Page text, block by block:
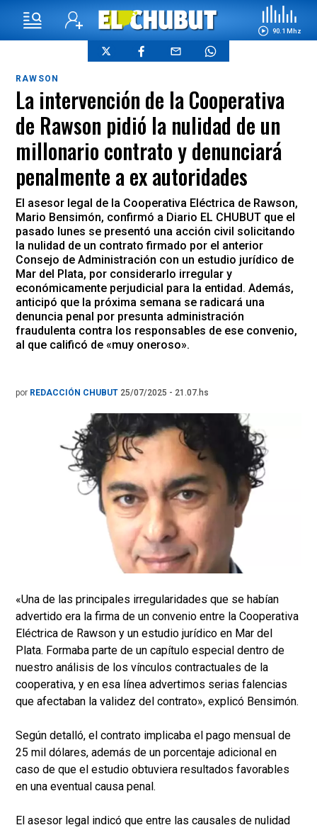
90.1 Mhz
RAWSON
La intervención de la Cooperativa
de Rawson pidió la nulidad de un
millonario contrato y denunciará
penalmente a ex autoridades
El asesor legal de la Cooperativa Eléctrica de Rawson,
Mario Bensimón, confirmó a Diario EL CHUBUT que el
pasado lunes se presentó una acción civil solicitando
la nulidad de un contrato firmado por el anterior
Consejo de Administración con un estudio jurídico de
Mar del Plata, por considerarlo irregular y
económicamente perjudicial para la entidad. Además,
anticipó que la próxima semana se radicará una
denuncia penal por presunta administración
fraudulenta contra los responsables de ese convenio,
al que calificó de «muy oneroso».
por REDACCIÓN CHUBUT 25/07/2025 - 21.07.hs
«Una de las principales irregularidades que se habían
advertido era la firma de un convenio entre la Cooperativa
Eléctrica de Rawson y un estudio jurídico en Mar del
Plata. Formaba parte de un capítulo especial dentro de
nuestro análisis de los vínculos contractuales de la
cooperativa, y en esa línea advertimos serias falencias
que afectaban la validez del contrato», explicó Bensimón.
Según detalló, el contrato implicaba el pago mensual de
25 mil dólares, además de un porcentaje adicional en
caso de que el estudio obtuviera resultados favorables
en una eventual causa penal.
El asesor legal indicó que entre las causales de nulidad